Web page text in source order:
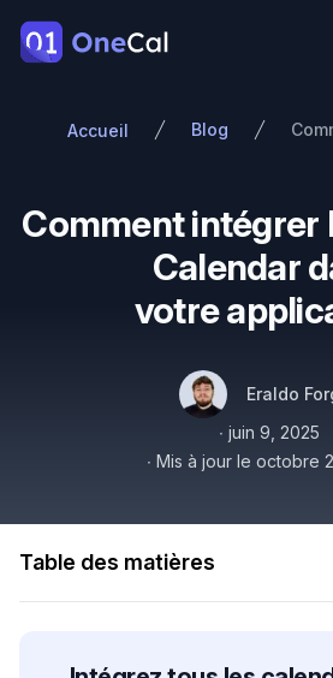
OneCal
Accueil Blog
Comment intégrer
Calendar
votre
Auteurs
Nom
Twitter
Eraldo
Publié le
∙ juin 9, 2025
∙ Mis à jour le octobre
Table des matières